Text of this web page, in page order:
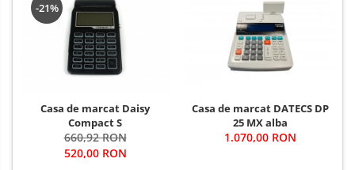
-21%
Casa de marcat Daisy
Compact S
660,92 RON
520,00 RON
Casa de marcat DATECS DP
25 MX alba
1.070,00 RON